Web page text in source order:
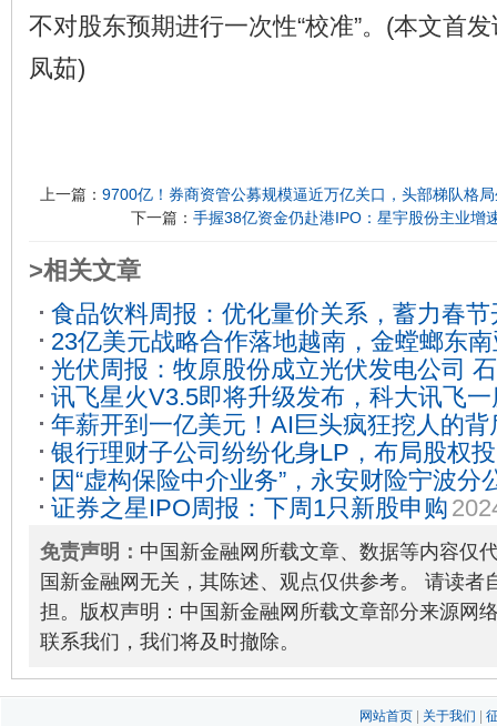
不对股东预期进行一次性“校准”。(本文首
凤茹)
上一篇： 9700亿！券商资管公募规模逼近万亿关口，头部梯队格
下一篇： 手握38亿资金仍赴港IPO：星宇股份主业增
>相关文章
食品饮料周报：优化量价关系，蓄力春节
23亿美元战略合作落地越南，金螳螂东
获重大突破 2026-04-20
光伏周报：牧原股份成立光伏发电公司
3.5至4倍2024-01-27
讯飞星火V3.5即将升级发布，科大讯飞
25
年薪开到一亿美元！AI巨头疯狂挖人的背
银行理财子公司纷纷化身LP，布局股权
因“虚构保险中介业务”，永安财险宁波分
2024-01-15
证券之星IPO周报：下周1只新股申购
免责声明： 中国新金融网所载文章、数据等内容仅
国新金融网无关，其陈述、观点仅供参考。 请读者
担。版权声明：中国新金融网所载文章部分来源网
联系我们，我们将及时撤除。
网站首页| 关于我们